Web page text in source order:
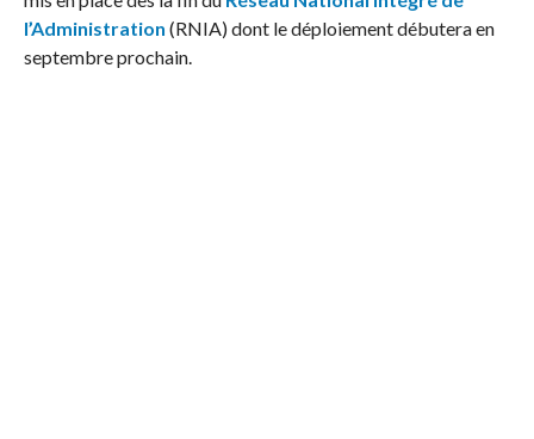
l’Administration (RNIA) dont le déploiement débutera en
septembre prochain.